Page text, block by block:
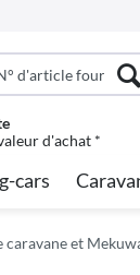
d'achat *
cars
caravane et